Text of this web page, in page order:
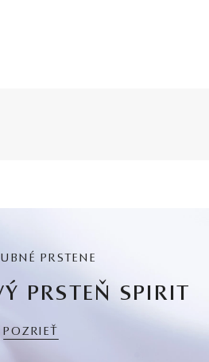
PRSTENE
PRSTEŇ SPIRIT
POZRIEŤ